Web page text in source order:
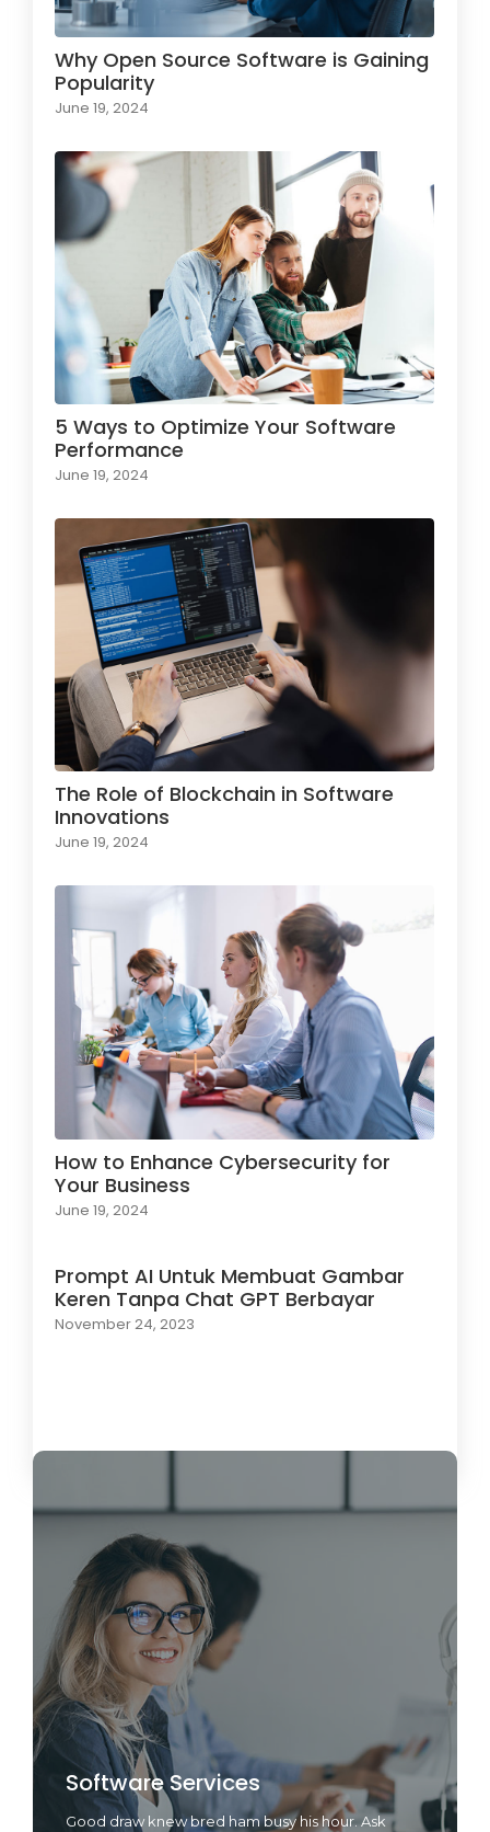
Why Open Source Software is Gaining
Popularity
June 19, 2024
5 Ways to Optimize Your Software
Performance
June 19, 2024
The Role of Blockchain in Software
Innovations
June 19, 2024
How to Enhance Cybersecurity for
Your Business
June 19, 2024
Prompt AI Untuk Membuat Gambar
Keren Tanpa Chat GPT Berbayar
November 24, 2023
Software Services
Good draw knew bred ham busy his hour. Ask